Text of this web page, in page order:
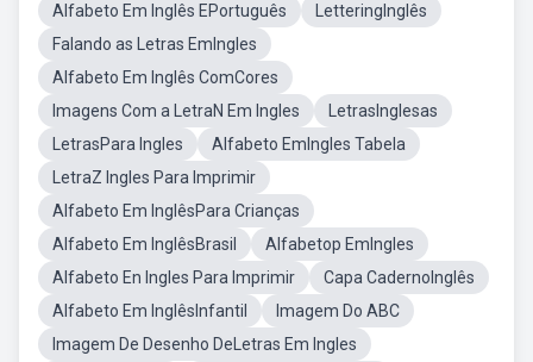
Alfabeto Em Inglês EPortuguês
LetteringInglês
Falando as Letras EmIngles
Alfabeto Em Inglês ComCores
Imagens Com a LetraN Em Ingles
LetrasInglesas
LetrasPara Ingles
Alfabeto EmIngles Tabela
LetraZ Ingles Para Imprimir
Alfabeto Em InglêsPara Crianças
Alfabeto Em InglêsBrasil
Alfabetop EmIngles
Alfabeto En Ingles Para Imprimir
Capa CadernoInglês
Alfabeto Em InglêsInfantil
Imagem Do ABC
Imagem De Desenho DeLetras Em Ingles